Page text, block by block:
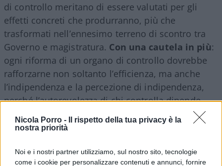
Nicola Porro -
Il rispetto della tua privacy è la
nostra priorità
Noi e i nostri partner utilizziamo, sul nostro sito, tecnologie
come i cookie per personalizzare contenuti e annunci, fornire
di controllo meritano di essere valutati per gli
effetti concreti che produrranno, più che
trasformati nell’ennesimo terreno di scontro tra
Governo e magistratura. Con una cautela in più:
ogni riforma di un organo di controllo dovrebbe
rafforzarne non soltanto l’efficienza, ma anche
l’indipendenza e la percezione di indipendenza,
perché l’autorevolezza di chi controlla dipende
anche dalla distanza che mantiene da chi è
chiamato a controllare.
Sarebbe infatti un errore raccontare questa